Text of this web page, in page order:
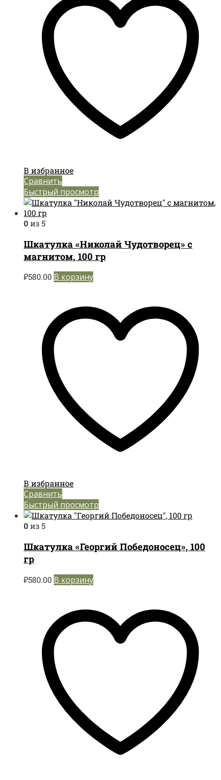
В избранное
Сравнить
Быстрый просмотр
0из 5
Шкатулка «Николай Чудотворец» с
магнитом, 100 гр
₽580.00 В корзину
В избранное
Сравнить
Быстрый просмотр
0из 5
Шкатулка «Георгий Победоносец», 100
гр
₽580.00 В корзину